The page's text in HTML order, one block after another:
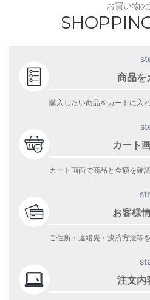
お買い物
商品を
購入したい商品をカートに入れ
カート
カート画面で商品と金額を確認
お客様
ご住所・連絡先・決済方法等
注文内